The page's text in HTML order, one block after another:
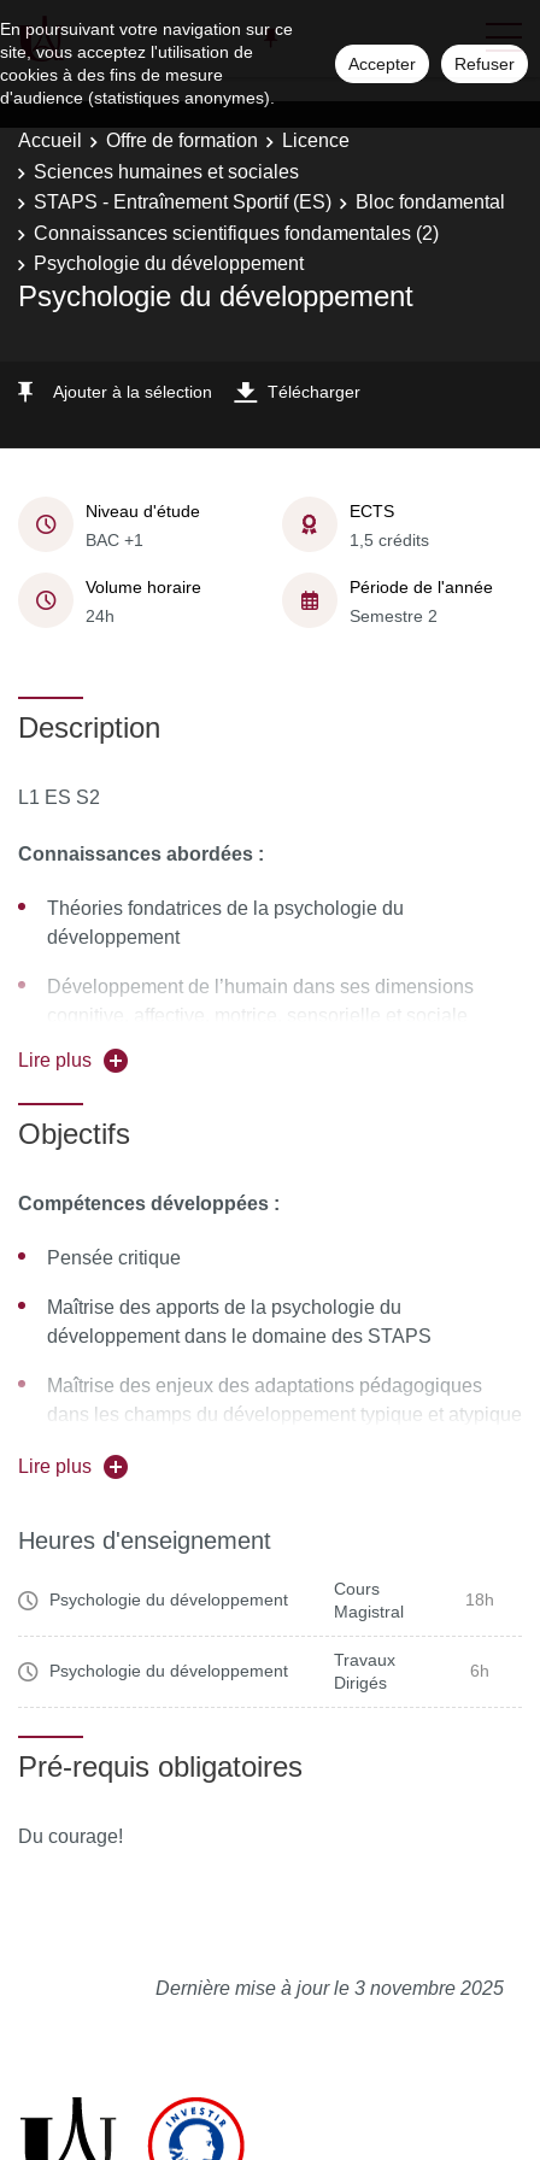
En poursuivant votre navigation sur ce
site, vous acceptez l'utilisation de
cookies à des fins de mesure
d'audience (statistiques anonymes).
Accepter Refuser
Accueil Offre de formation
Licence
Sciences humaines et sociales
STAPS - Entraînement Sportif (ES)
Bloc fondamental
Connaissances scientifiques fondamentales (2)
Psychologie du développement
Psychologie du développement
Ajouter à la sélection Télécharger
Niveau d'étude
BAC +1
ECTS
1,5 crédits
Volume horaire
24h
Période de l'année
Semestre 2
Description
L1 ES S2
Connaissances abordées :
Théories fondatrices de la psychologie du
développement
Développement de l’humain dans ses dimensions
cognitive, affective, motrice, sensorielle et sociale
Connaissance du développement typique de l’enfant :
Connaissance du développement atypique de l’enfant :
adaptés
Lire plus
Objectifs
Compétences développées :
Pensée critique
Maîtrise des apports de la psychologie du
développement dans le domaine des STAPS
Maîtrise des enjeux des adaptations pédagogiques
dans les champs du développement typique et atypique
Lire plus
Heures d'enseignement
Psychologie du développement
Cours
Magistral
18h
Psychologie du développement
Travaux
Dirigés
6h
Pré-requis obligatoires
Du courage!
Dernière mise à jour le 3 novembre 2025